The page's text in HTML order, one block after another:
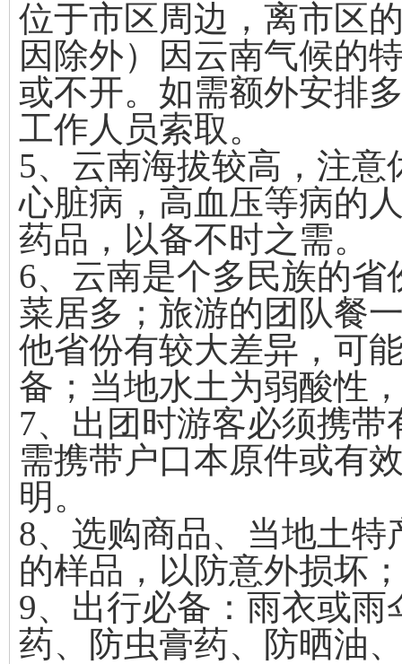
位于市区周边，离市区
因除外）因云南气候的
或不开。如需额外安排
工作人员索取。
5、云南海拔较高，注
心脏病，高血压等病的
药品，以备不时之需。
6、云南是个多民族的
菜居多；旅游的团队餐
他省份有较大差异，可
备；当地水土为弱酸性
7、出团时游客必须携
需携带户口本原件或有
明。
8、选购商品、当地土
的样品，以防意外损坏
9、出行必备：雨衣或
药、防虫膏药、防晒油